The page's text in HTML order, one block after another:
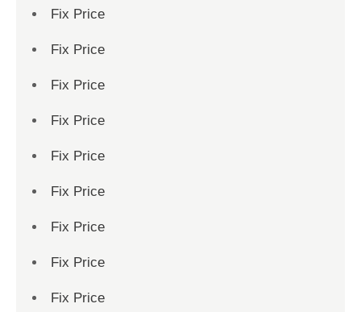
Fix Price
Fix Price
Fix Price
Fix Price
Fix Price
Fix Price
Fix Price
Fix Price
Fix Price